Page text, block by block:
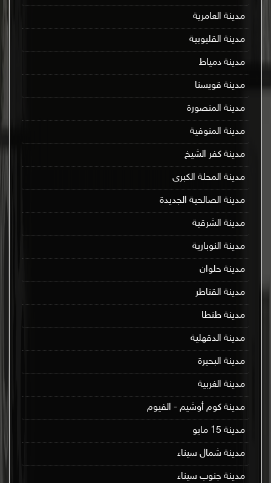
مدينة العامرية
مدينة القليوبية
مدينة دمياط
مدينة قويسنا
مدينة المنصورة
مدينة المنوفية
مدينة كفر الشيخ
مدينة المحلة الكبرى
مدينة الصالحية الجديدة
مدينة الشرقية
مدينة النوبارية
مدينة حلوان
مدينة القناطر
مدينة طنطا
مدينة الدقهلية
مدينة البحيرة
مدينة الغربية
مدينة كوم أوشيم - الفيوم
مدينة 15 مايو
مدينة شمال سيناء
مدينة جنوب سيناء